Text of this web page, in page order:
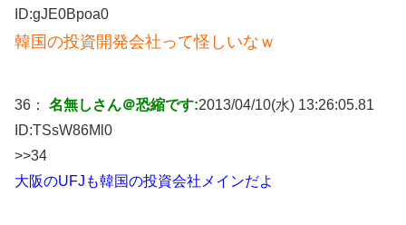
ID:gJE0Bpoa0
韓国の投資開発会社って怪しいなｗ
36： 名無しさん＠恐縮です:2013/04/10(水) 13:26:05.81
ID:TSsW86Ml0
>>34
大阪のUFJも韓国の投資会社メインだよ